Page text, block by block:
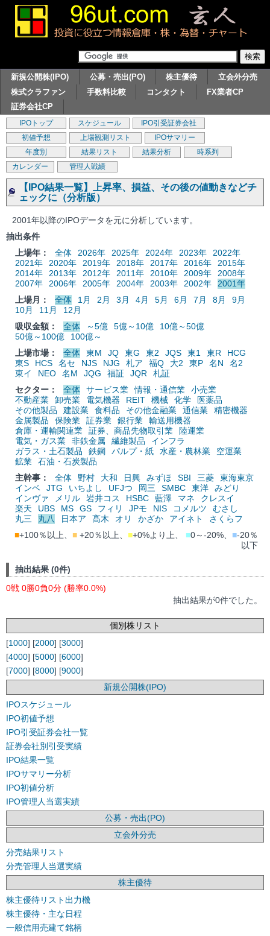
新規公開株(IPO) 公募・売出(PO) 株主優待
立会外分売
株式クラファン
手数料比較 コンタクト
FX業者CP
証券会社CP
IPOトップ スケジュール
IPO引受証券会社
初値予想
上場観測リスト
IPOサマリー
年度別
結果リスト 結果分析
時系列
カレンダー
管理人戦績
【IPO結果一覧】上昇率、損益、その後の値動きなどチ
ェックに（分析版）
2001年以降のIPOデータを元に分析しています。
抽出条件
上場年：
全体 2026年 2025年 2024年 2023年
2022年
2021年
2020年 2019年 2018年 2017年 2016年
2015年
2014年
2013年 2012年 2011年 2010年 2009年
2008年
2007年
2006年 2005年 2004年 2003年 2002年
2001年
上場月：
全体 1月 2月 3月 4月 5月 6月 7月 8月
9月
10月
11月
12月
吸収金額：
全体 ～5億 5億～10億
10億～50億
50億～100億
100億～
上場市場：
全体 東M JQ 東G 東2 JQS 東1 東R
HCG
東S
HCS 名セ NJS NJG 札ア 福Q 大2 東P 名N
名2
東イ
NEO 名M JQG 福証 JQR
札証
セクター：
全体 サービス業 情報・通信業
小売業
不動産業
卸売業 電気機器 REIT 機械 化学
医薬品
その他製品
建設業 食料品 その他金融業 通信業
精密機器
金属製品
保険業 証券業 銀行業
輸送用機器
倉庫・運輸関連業
証券、商品先物取引業
陸運業
電気・ガス業
非鉄金属 繊維製品
インフラ
ガラス・土石製品
鉄鋼 パルプ・紙 水産・農林業
空運業
鉱業
石油・石炭製品
主幹事：
全体 野村 大和 日興 みずほ SBI 三菱
東海東京
インベ
JTG いちよし UFJつ 岡三 SMBC 東洋
みどり
インヴァ
メリル 岩井コス HSBC 藍澤 マネ
クレスイ
楽天
UBS MS GS フィリ JPモ NIS コメルツ
むさし
丸三
丸八 日本ア 髙木 オリ かざか アイネト
さくらフ
■+100％以上、 ■ +20％以上、 ■+0%より上、 ■0～-20%、 ■-20％
以下
抽出結果 (0件)
0戦 0勝0負0分 (勝率0.0%)
抽出結果が0件でした。
個別株リスト
[1000] [2000] [3000]
[4000] [5000] [6000]
[7000] [8000] [9000]
新規公開株(IPO)
IPOスケジュール
IPO初値予想
IPO引受証券会社一覧
証券会社別引受実績
IPO結果一覧
IPOサマリー分析
IPO初値分析
IPO管理人当選実績
公募・売出(PO)
立会外分売
分売結果リスト
分売管理人当選実績
株主優待
株主優待リスト出力機
株主優待・主な日程
一般信用売建て銘柄